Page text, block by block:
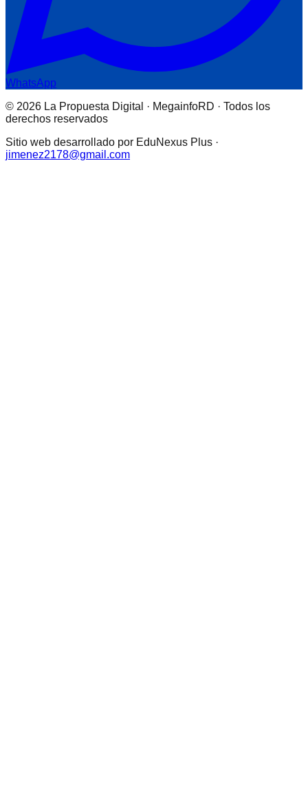
WhatsApp
© 2026 La Propuesta Digital · MegainfoRD · Todos los
derechos reservados
Sitio web desarrollado por EduNexus Plus ·
jimenez2178@gmail.com